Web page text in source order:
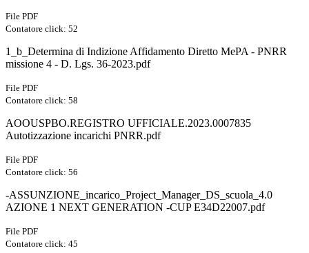
File PDF
Contatore click: 52
1_b_Determina di Indizione Affidamento Diretto MePA - PNRR
missione 4 - D. Lgs. 36-2023.pdf
File PDF
Contatore click: 58
AOOUSPBO.REGISTRO UFFICIALE.2023.0007835
Autotizzazione incarichi PNRR.pdf
File PDF
Contatore click: 56
-ASSUNZIONE_incarico_Project_Manager_DS_scuola_4.0
AZIONE 1 NEXT GENERATION -CUP E34D22007.pdf
File PDF
Contatore click: 45